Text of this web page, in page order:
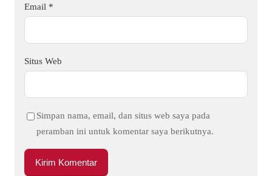
Email *
Situs Web
Simpan nama, email, dan situs web saya pada
peramban ini untuk komentar saya berikutnya.